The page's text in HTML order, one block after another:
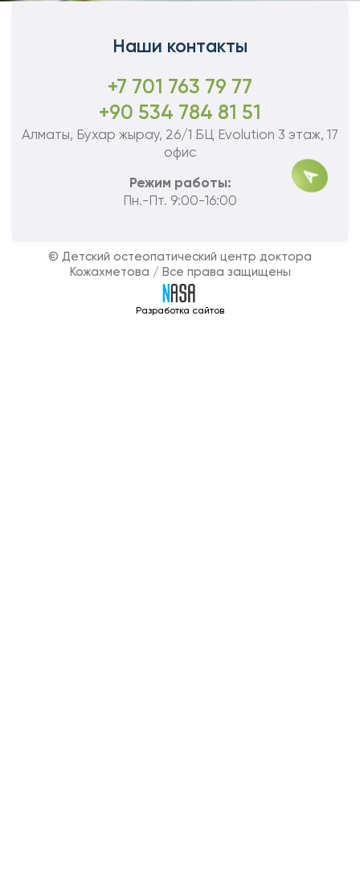
Наши контакты
+7 701 763 79 77
+90 534 784 81 51
Алматы, Бухар жырау, 26/1 БЦ Evolution 3 этаж, 17
офис
Режим работы:
Пн.-Пт. 9:00-16:00
© Детский остеопатический центр доктора
Кожахметова / Все права защищены
Разработка сайтов